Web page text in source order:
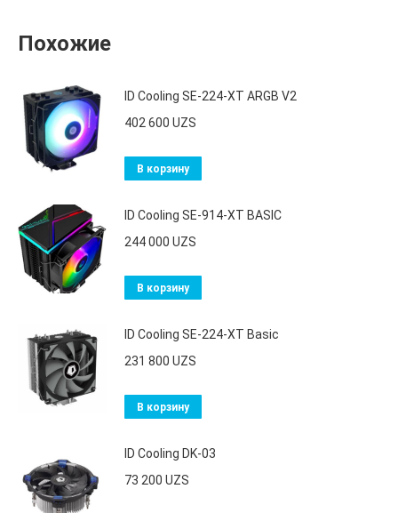
Похожие
ID Cooling SE-224-XT ARGB V2
402 600 UZS
В корзину
ID Cooling SE-914-XT BASIC
244 000 UZS
В корзину
ID Cooling SE-224-XT Basic
231 800 UZS
В корзину
ID Cooling DK-03
73 200 UZS